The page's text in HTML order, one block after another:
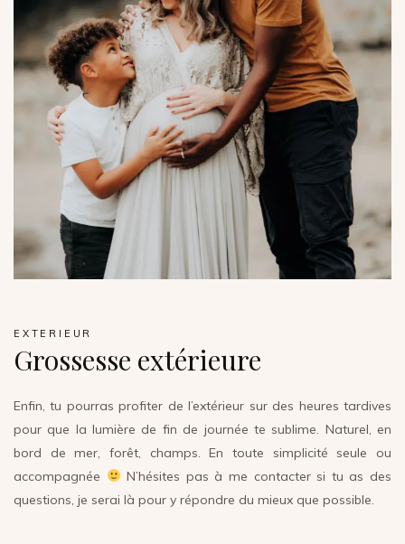
EXTERIEUR
Grossesse extérieure
Enfin, tu pourras profiter de l’extérieur sur des heures tardives
pour que la lumière de fin de journée te sublime. Naturel, en
bord de mer, forêt, champs. En toute simplicité seule ou
accompagnée
N’hésites pas à me contacter si tu as des
questions, je serai là pour y répondre du mieux que possible.